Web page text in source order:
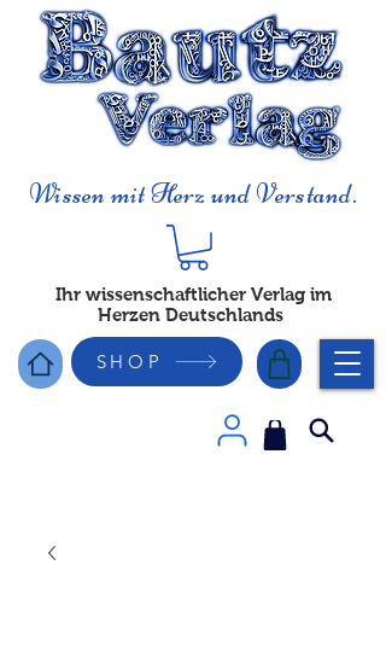
Wissen mit Herz und Verstand.
Ihr wissenschaftlicher Verlag im
Herzen Deutschlands
SHOP